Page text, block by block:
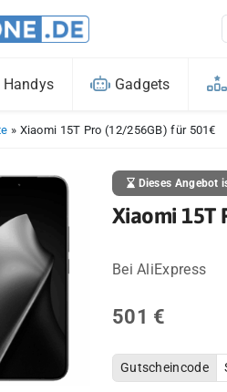
Handys Gadgets
» Xiaomi 15T Pro (12/256GB) für 501€
Dieses Angebot
Xiaomi 15T
Bei AliExpress
501 €
Gutscheincode